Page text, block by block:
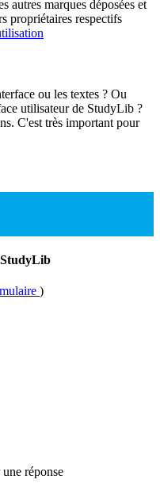
autres marques déposées et
propriétaires respectifs
ou les textes ? Ou
utilisateur de StudyLib ?
C'est très important pour
StudyLib
)
réponse